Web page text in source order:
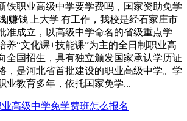
铁职业高级中学要学费吗，国家资助免学
|赚钱|上大学|有工作，我校是经石家庄市
准成立，以高级中学命名的省级重点学
养“文化课+技能课”为主的全日制职业高
全国招生，具有独立颁发国家承认学历证
，是河北省首批建设的职业高级中学。学
业教育多年，依托国家免学...
高级中学免学费班怎么报名